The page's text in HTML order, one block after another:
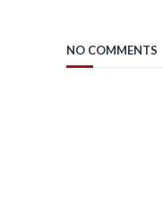
NO COMMENTS